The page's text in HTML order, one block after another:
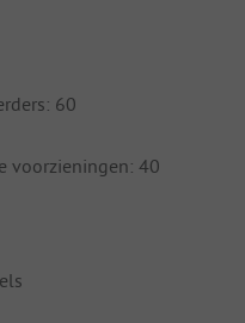
60
voorzieningen: 40